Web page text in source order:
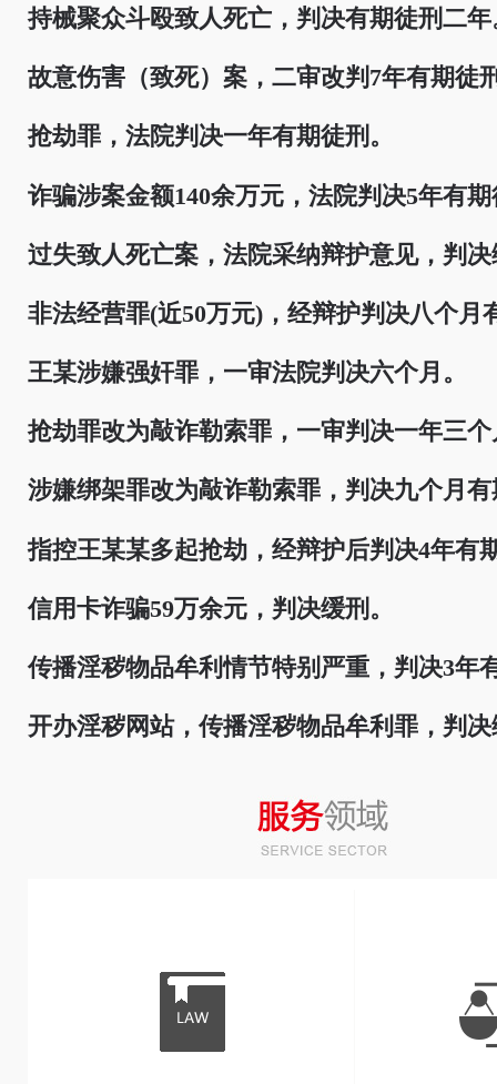
持械聚众斗殴致人死亡，判决有期徒刑二年
故意伤害（致死）案，二审改判7年有期徒
抢劫罪，法院判决一年有期徒刑。
诈骗涉案金额140余万元，法院判决5年有
过失致人死亡案，法院采纳辩护意见，判
非法经营罪(近50万元)，经辩护判决八个月
王某涉嫌强奸罪，一审法院判决六个月。
抢劫罪改为敲诈勒索罪，一审判决一年三个
涉嫌绑架罪改为敲诈勒索罪，判决九个月
指控王某某多起抢劫，经辩护后判决4年有
信用卡诈骗59万余元，判决缓刑。
传播淫秽物品牟利情节特别严重，判决3年
开办淫秽网站，传播淫秽物品牟利罪，判